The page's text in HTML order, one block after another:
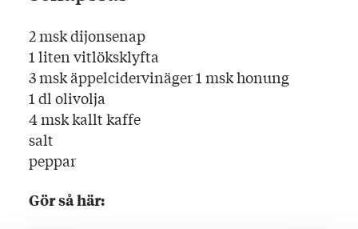
2 msk dijonsenap
1 liten vitlöksklyfta
3 msk äppelcidervinäger 1 msk honung
1 dl olivolja
4 msk kallt kaffe
salt
peppar
Gör så här: